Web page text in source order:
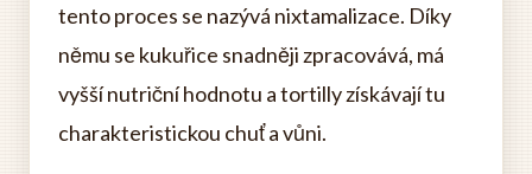
tento proces se nazývá nixtamalizace. Díky
němu se kukuřice snadněji zpracovává, má
vyšší nutriční hodnotu a tortilly získávají tu
charakteristickou chuť a vůni.